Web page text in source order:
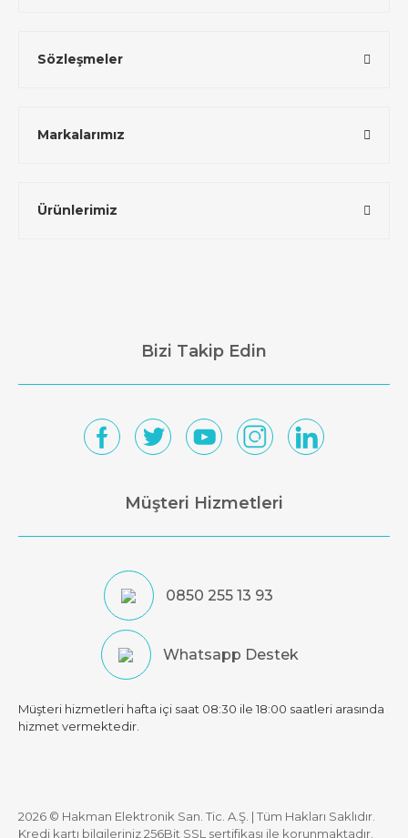
Sözleşmeler
Markalarımız
Ürünlerimiz
Bizi Takip Edin
Müşteri Hizmetleri
0850 255 13 93
Whatsapp Destek
Müşteri hizmetleri hafta içi saat 08:30 ile 18:00 saatleri arasında
hizmet vermektedir.
2026 © Hakman Elektronik San. Tic. A.Ş. | Tüm Hakları Saklıdır.
Kredi kartı bilgileriniz 256Bit SSL sertifikası ile korunmaktadır.